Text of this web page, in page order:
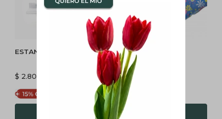
ESTANTERIA DE PARED
$ 2.800
GUANTES
$ 200